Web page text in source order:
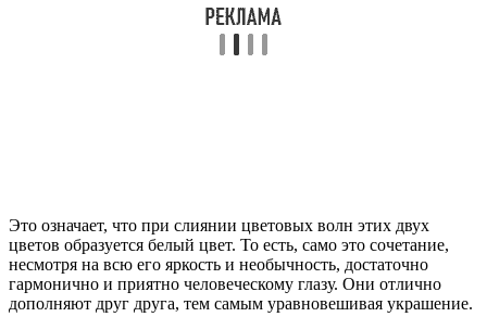
Это означает, что при слиянии цветовых волн этих двух
цветов образуется белый цвет. То есть, само это сочетание,
несмотря на всю его яркость и необычность, достаточно
гармонично и приятно человеческому глазу. Они отлично
дополняют друг друга, тем самым уравновешивая украшение.